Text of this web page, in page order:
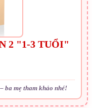
2 "1-3 TUỔI"
ba mẹ tham khảo nhé!